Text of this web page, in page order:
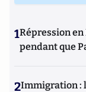
1Répression
pendant que
2Immigration :